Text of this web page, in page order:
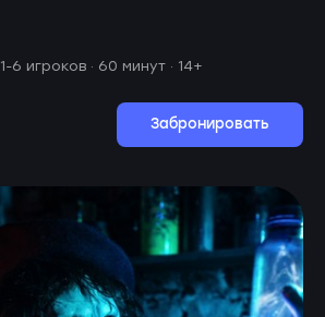
1-6 игроков · 60 минут · 14+
Забронировать